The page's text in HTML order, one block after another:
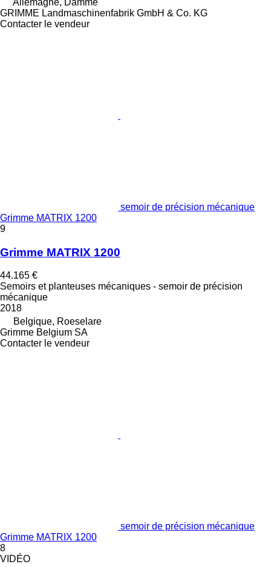
GRIMME Landmaschinenfabrik GmbH & Co. KG
Contacter le vendeur
semoir de précision mécanique
Grimme MATRIX 1200
9
Grimme MATRIX 1200
44.165 €
Semoirs et planteuses mécaniques - semoir de précision
mécanique
2018
Belgique, Roeselare
Grimme Belgium SA
Contacter le vendeur
semoir de précision mécanique
Grimme MATRIX 1200
8
VIDÉO